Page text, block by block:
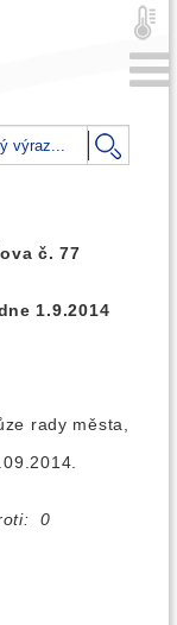
č. 77
1.9.2014
rady města,
proti: 0